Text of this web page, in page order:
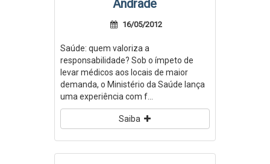
Andrade
16/05/2012
Saúde: quem valoriza a
responsabilidade? Sob o ímpeto de
levar médicos aos locais de maior
demanda, o Ministério da Saúde lança
uma experiência com f...
Saiba